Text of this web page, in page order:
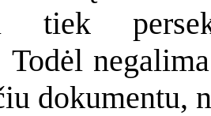
tiek
Todėl
dokumentu,